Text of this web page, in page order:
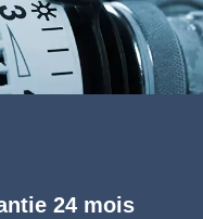
24 mois